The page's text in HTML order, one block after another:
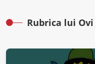
Rubrica lui Ovi